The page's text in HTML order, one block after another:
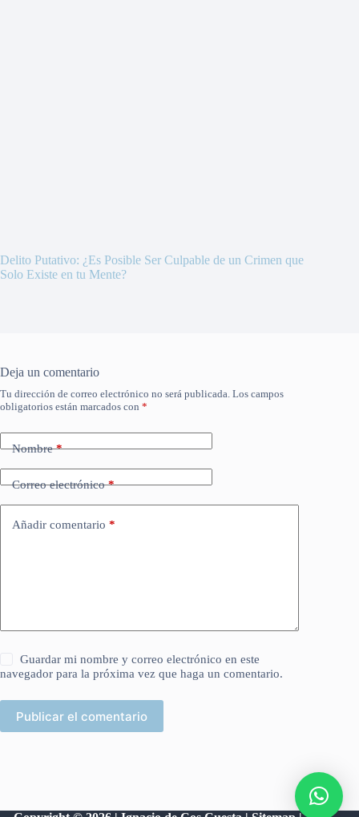
Delito Putativo: ¿Es Posible Ser Culpable de un Crimen que
Solo Existe en tu Mente?
Deja un comentario
Tu dirección de correo electrónico no será publicada. Los campos
obligatorios están marcados con *
Nombre*
Correo electrónico*
Añadir comentario *
Guardar mi nombre y correo electrónico en este
navegador para la próxima vez que haga un comentario.
Publicar el comentario